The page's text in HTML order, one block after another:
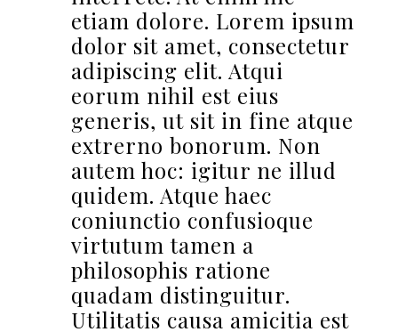
etiam dolore. Lorem ipsum
dolor sit amet, consectetur
adipiscing elit. Atqui
eorum nihil est eius
generis, ut sit in fine atque
extrerno bonorum. Non
autem hoc: igitur ne illud
quidem. Atque haec
coniunctio confusioque
virtutum tamen a
philosophis ratione
quadam distinguitur.
Utilitatis causa amicitia est